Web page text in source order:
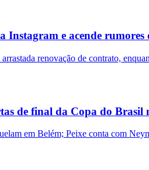
e acende rumores
renovação de contrato,
de final da Copa do Brasil
em Belém; Peixe conta com